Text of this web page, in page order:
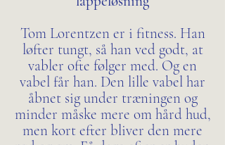
Tom Lorentzen er i fitness. Han
løfter tungt, så han ved godt, at
vabler ofte følger med. Og en
vabel får han. Den lille vabel har
åbnet sig under træningen og
minder måske mere om hård hud,
men kort efter bliver den mere